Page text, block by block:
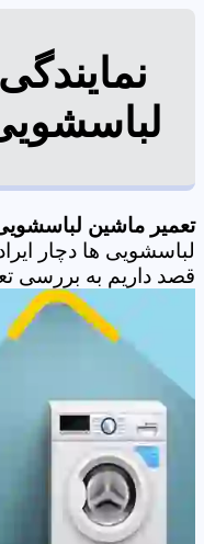
تعمیر ماشین
لباسشویی ها دچار
قصد داریم به بررسی